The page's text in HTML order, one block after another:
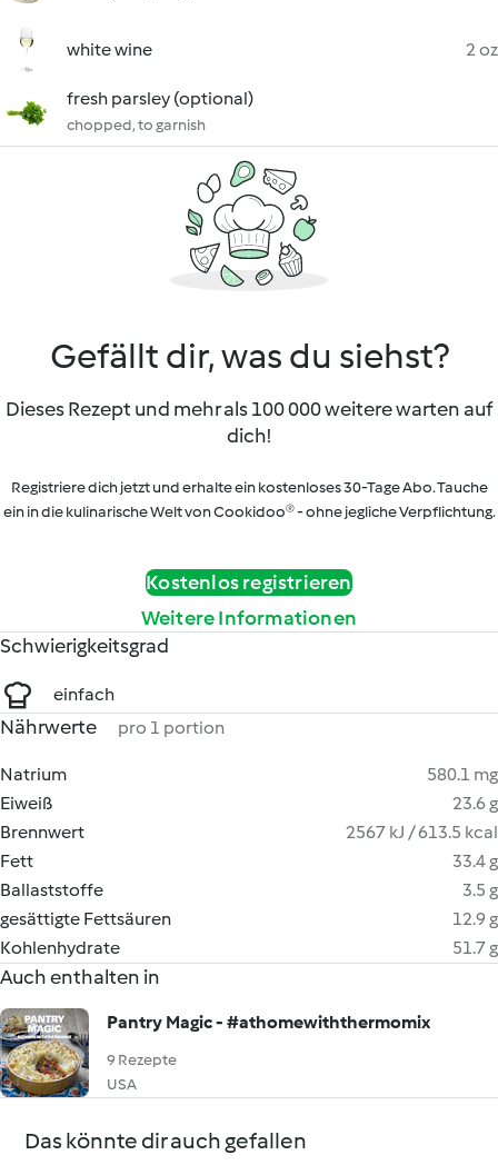
white wine 2 oz
fresh parsley (optional)
chopped, to garnish
Gefällt dir, was du siehst?
Dieses Rezept und mehr als 100 000 weitere warten auf
dich!
Registriere dich jetzt und erhalte ein kostenloses 30-Tage Abo. Tauche
ein in die kulinarische Welt von Cookidoo® - ohne jegliche Verpflichtung.
Kostenlos registrieren
Weitere Informationen
Schwierigkeitsgrad
einfach
Nährwerte pro 1 portion
Natrium
580.1 mg
Eiweiß
23.6 g
Brennwert
2567 kJ / 613.5 kcal
Fett
33.4 g
Ballaststoffe
3.5 g
gesättigte Fettsäuren
12.9 g
Kohlenhydrate
51.7 g
Auch enthalten in
Pantry Magic - #athomewiththermomix
9 Rezepte
USA
Das könnte dir auch gefallen